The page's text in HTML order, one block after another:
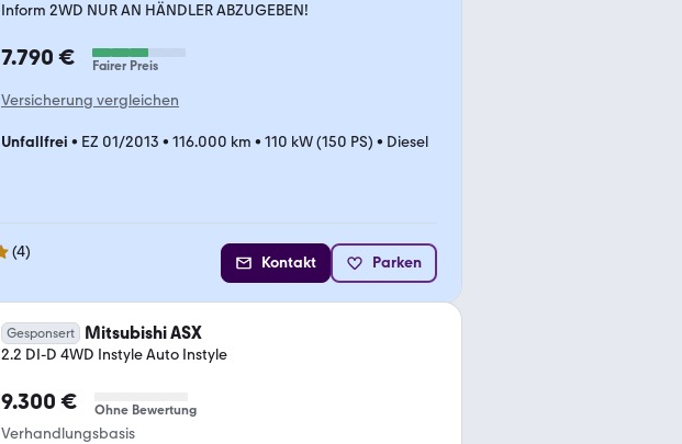
Inform 2WD NUR AN HÄNDLER ABZUGEBEN!
7.790 € Fairer Preis
Versicherung vergleichen
Unfallfrei • EZ 01/2013 • 116.000 km • 110 kW (150 PS) • Diesel
(4)
Kontakt Parken
Gesponsert Mitsubishi ASX
2.2 DI-D 4WD Instyle Auto Instyle
9.300 € Ohne Bewertung
Verhandlungsbasis